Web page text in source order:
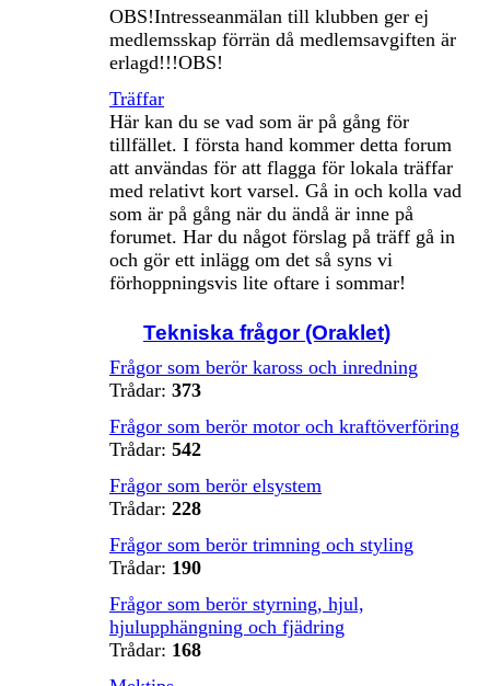
OBS!Intresseanmälan till klubben ger ej
medlemsskap förrän då medlemsavgiften är
erlagd!!!OBS!
Träffar
Här kan du se vad som är på gång för
tillfället. I första hand kommer detta forum
att användas för att flagga för lokala träffar
med relativt kort varsel. Gå in och kolla vad
som är på gång när du ändå är inne på
forumet. Har du något förslag på träff gå in
och gör ett inlägg om det så syns vi
förhoppningsvis lite oftare i sommar!
Tekniska frågor (Oraklet)
Frågor som berör kaross och inredning
Trådar: 373
Frågor som berör motor och kraftöverföring
Trådar: 542
Frågor som berör elsystem
Trådar: 228
Frågor som berör trimning och styling
Trådar: 190
Frågor som berör styrning, hjul,
hjulupphängning och fjädring
Trådar: 168